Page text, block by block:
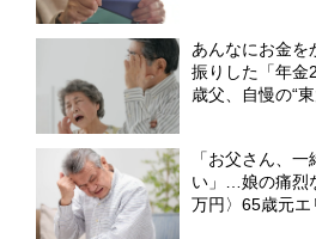
あんなにお金
振りした「年金
歳父、自慢の“
「お父さん、
い」…娘の痛烈
万円〉65歳元エ